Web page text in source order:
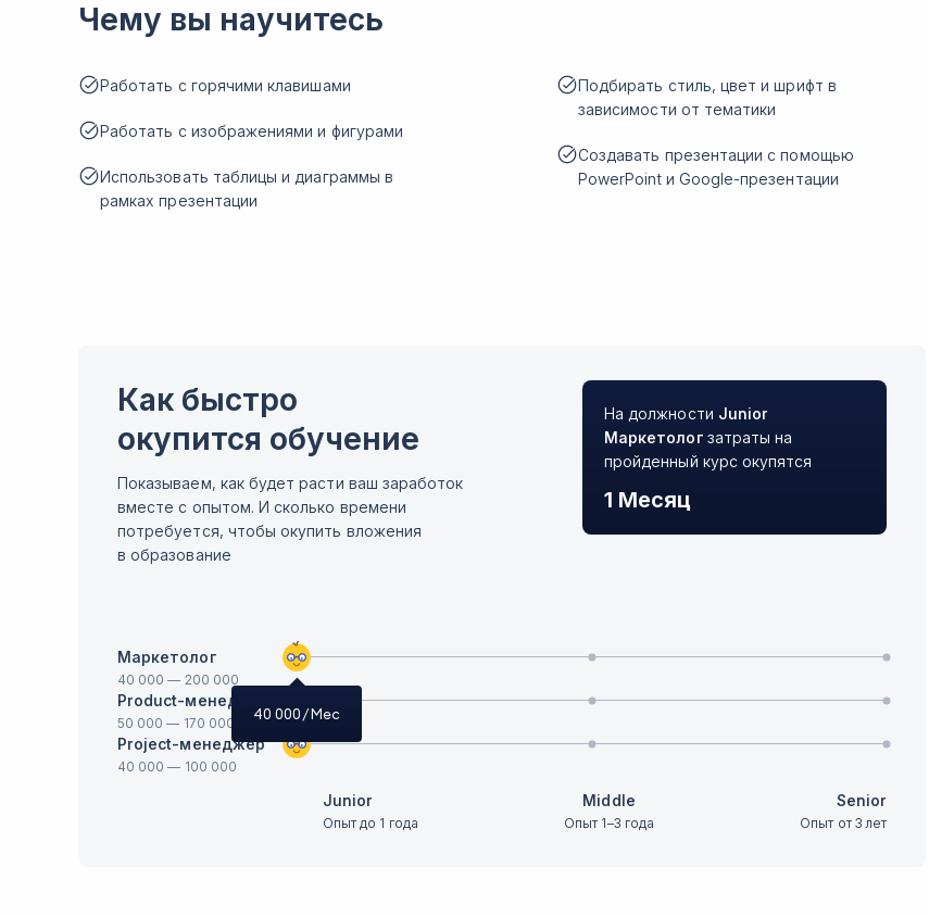
Чему вы научитесь
Работать с горячими клавишами
Работать с изображениями и фигурами
Использовать таблицы и диаграммы в
рамках презентации
Подбирать стиль, цвет и шрифт в
зависимости от тематики
Создавать презентации с помощью
PowerPoint и Google-презентации
Как быстро
окупится обучение
Показываем, как будет расти ваш заработок
вместе с опытом. И сколько времени
потребуется, чтобы окупить вложения
в образование
На должности Junior
Маркетологзатраты на
пройденный курс окупятся
1 Месяц
Маркетолог
40 000 — 200 000
Product-менеджер
50 000 — 170 000
Project-менеджер
40 000 — 100 000
Junior
Опыт до 1 года
Middle
Опыт 1–3 года
Senior
Опыт от 3 лет
40 000/ Мес